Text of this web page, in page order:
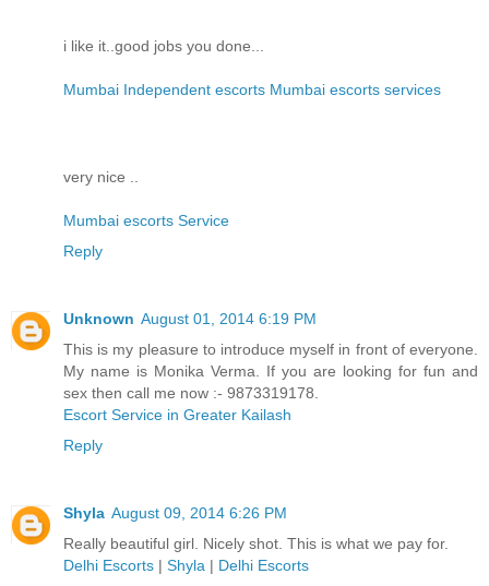
i like it..good jobs you done...
Mumbai Independent escorts Mumbai escorts services
very nice ..
Mumbai escorts Service
Reply
Unknown August 01, 2014 6:19 PM
This is my pleasure to introduce myself in front of everyone.
My name is Monika Verma. If you are looking for fun and
sex then call me now :- 9873319178.
Escort Service in Greater Kailash
Reply
Shyla August 09, 2014 6:26 PM
Really beautiful girl. Nicely shot. This is what we pay for.
Delhi Escorts | Shyla | Delhi Escorts